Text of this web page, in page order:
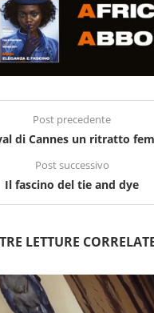
Post precedente
di Cannes un ritratto
Post successivo
Il fascino del tie and dye
LETTURE